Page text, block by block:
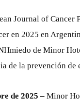
Journal of Cancer
en 2025 en
de Minor
de la prevención de
de 2025 – Minor